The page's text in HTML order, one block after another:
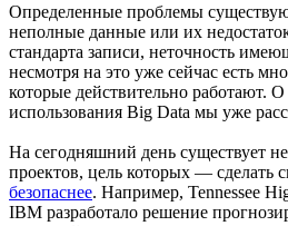
Определенные проблемы
неполные данные или их
стандарта записи, неточность
несмотря на это уже сейчас есть
которые действительно работают.
использования Big Data мы уже
На сегодняшний день существует
проектов, цель которых — сделать
безопаснее. Например, Tennessee
IBM разработало решение